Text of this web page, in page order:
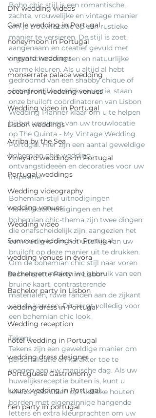
DIY wedding videos
Castle wedding in Portugal
honeymoon in Portugal
vineyard weddings
monserrate palace wedding
oceanfront wedding venues
Wedding video in Portugal
Lisbon weddings
Arriba by the Sea
Vineyard weddings in Portugal
Portugal weddings
Wedding videography
wedding venues
Wedding video
Summer weddings in Portugal
wedding venues in évora
Bachelorette Party in Lisbon
Bachelor party in Lisbon
wedding dress in Portugal
Wedding reception
hotel wedding in Portugal
wedding dress designer
Portuguese Gastronomy
luxury wedding in Portugal
hen party in portugal
Boho chic stijl is een romantische,
zachte, vrouwelijke en vintage manier
om je trouwlocatie op een rustieke
manier te versieren. De stijl is zoet,
aangenaam en creatief gevuld met
organische accenten en natuurlijke
warme kleuren. Als u altijd al hebt
gedroomd van een shabby chique of
vintage stijl huwelijksreceptie, staan ​​
onze bruiloft coördinatoren van Lisbon
Wedding Planner klaar om u te helpen
bij het versieren van uw trouwlocatie
op The Quinta - My Vintage Wedding
Portugal. Hier zijn een aantal geweldige
bohemian chic wedding-
ontvangstideeën en decoraties voor uw
inspiratie.
Bohemian-stijl uitnodigingen
Huwelijksuitnodigingen en het
bohemian chic-thema zijn twee dingen
die onafscheidelijk zijn, aangezien het
eenvoudig is om het uiterlijk van uw
bruiloft op deze manier uit te drukken.
Om de bohemian chic stijl naar voren
te brengen, maken we gebruik van een
bruine kaart, contrasterende
materialen, ruwe randen aan de zijkant
van de kaarten. Dit zorgt volledig voor
een bohemian chic look.
Tekens
Tekens zijn een geweldige manier om
personalisatie en karakter toe te
voegen aan uw magische dag. Als uw
huwelijksreceptie buiten is, kunt u
tekens gebruiken op rustieke houten
borden met eigenzinnige hangende
letters en extra kleurprachten om uw